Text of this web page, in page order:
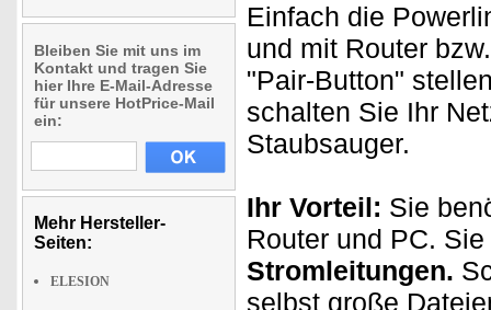
Bleiben Sie mit uns im
Kontakt und tragen Sie
hier Ihre E-Mail-Adresse
für unsere HotPrice-Mail
ein:
Mehr Hersteller-
Seiten:
ELESION
Einfach die
und mit Router
"Pair-Button"
schalten Sie Ihr
Staubsauger.
Ihr Vorteil: Sie
Router und PC.
Stromleitungen.
selbst große